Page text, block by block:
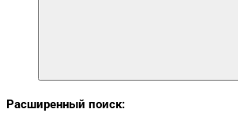
Расширенный поиск: